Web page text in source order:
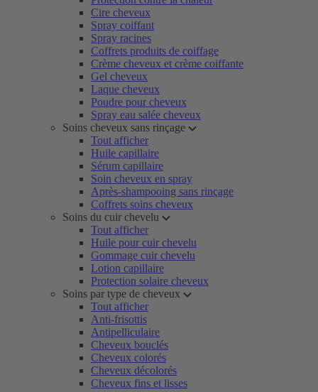
Cire cheveux
Spray coiffant
Spray racines
Coffrets produits de coiffage
Crème cheveux et crème coiffante
Gel cheveux
Laque cheveux
Poudre pour cheveux
Spray eau salée cheveux
Soins cheveux sans rinçage
Tout afficher
Huile capillaire
Sérum capillaire
Soin cheveux en spray
Après-shampooing sans rinçage
Coffrets soins cheveux
Soins du cuir chevelu
Tout afficher
Huile pour cuir chevelu
Gommage cuir chevelu
Lotion capillaire
Protection solaire cheveux
Soins par type de cheveux
Tout afficher
Anti-frisottis
Antipelliculaire
Cheveux bouclés
Cheveux colorés
Cheveux décolorés
Cheveux fins et lisses